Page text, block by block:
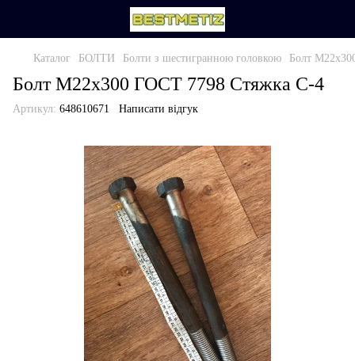
Каталог БОЛТИ Болти з шестигранною головкою Болт
Болт М22х300 ГОСТ 7798 Стяжка С-4
Артикул: 648610671 Написати відгук